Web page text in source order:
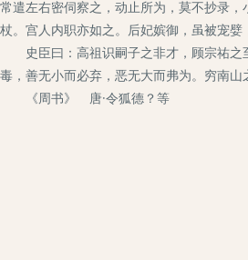
常遣左右密伺察之，动止所为，莫不抄录
杖。宫人内职亦如之。后妃嫔御，虽被宠
史臣曰：高祖识嗣子之非才，顾宗祐之
毒，善无小而必弃，恶无大而弗为。穷南
《周书》 唐·令狐德？等